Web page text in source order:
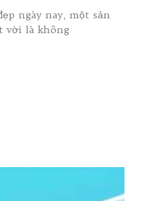
ngày nay, một sản
vời là không